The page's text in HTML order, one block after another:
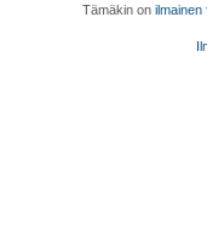
Tämäkin on ilmainen